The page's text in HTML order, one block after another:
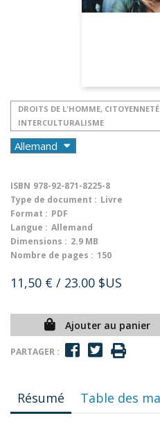
DROITS DE L'HOMME,
INTERCULTURALISME
ISBN 978-92-871-8225-8
Type de document : Livre
Format : PDF
Langue : Allemand
Dimensions : 2.9 MB
Nombre de pages : 150
11,50 € / 23.00 $US
Ajouter au panier
PARTAGER :
Résumé Table des